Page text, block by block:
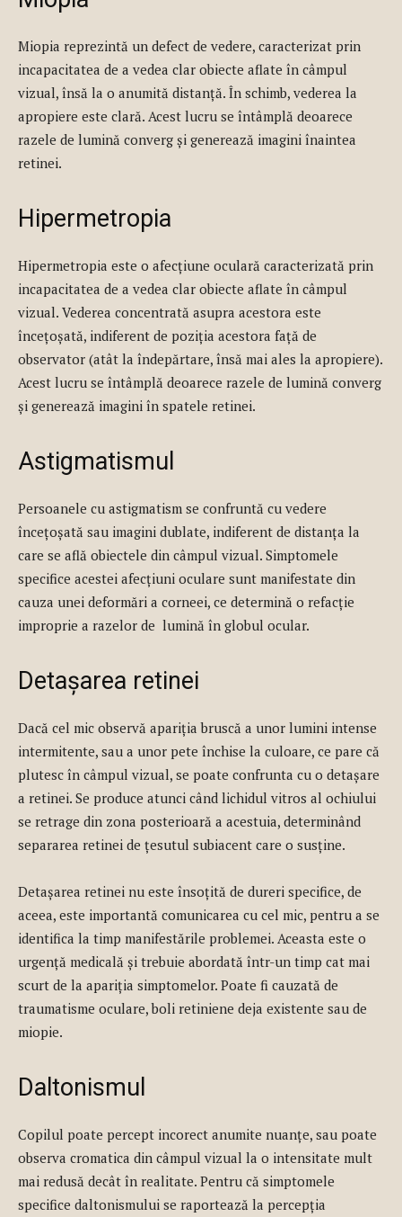
Miopia reprezintă un defect de vedere, caracterizat prin
incapacitatea de a vedea clar obiecte aflate în câmpul
vizual, însă la o anumită distanță. În schimb, vederea la
apropiere este clară. Acest lucru se întâmplă deoarece
razele de lumină converg și generează imagini înaintea
retinei.
Hipermetropia
Hipermetropia este o afecțiune oculară caracterizată prin
incapacitatea de a vedea clar obiecte aflate în câmpul
vizual. Vederea concentrată asupra acestora este
încețoșată, indiferent de poziția acestora față de
observator (atât la îndepărtare, însă mai ales la apropiere).
Acest lucru se întâmplă deoarece razele de lumină converg
și generează imagini în spatele retinei.
Astigmatismul
Persoanele cu astigmatism se confruntă cu vedere
încețoșată sau imagini dublate, indiferent de distanța la
care se află obiectele din câmpul vizual. Simptomele
specifice acestei afecțiuni oculare sunt manifestate din
cauza unei deformări a corneei, ce determină o refacție
improprie a razelor de lumină în globul ocular.
Detașarea retinei
Dacă cel mic observă apariția bruscă a unor lumini intense
intermitente, sau a unor pete închise la culoare, ce pare că
plutesc în câmpul vizual, se poate confrunta cu o detașare
a retinei. Se produce atunci când lichidul vitros al ochiului
se retrage din zona posterioară a acestuia, determinând
separarea retinei de țesutul subiacent care o susține.
Detașarea retinei nu este însoțită de dureri specifice, de
aceea, este importantă comunicarea cu cel mic, pentru a se
identifica la timp manifestările problemei. Aceasta este o
urgență medicală și trebuie abordată într-un timp cat mai
scurt de la apariția simptomelor. Poate fi cauzată de
traumatisme oculare, boli retiniene deja existente sau de
miopie.
Daltonismul
Copilul poate percept incorect anumite nuanțe, sau poate
observa cromatica din câmpul vizual la o intensitate mult
mai redusă decât în realitate. Pentru că simptomele
specifice daltonismului se raportează la percepția